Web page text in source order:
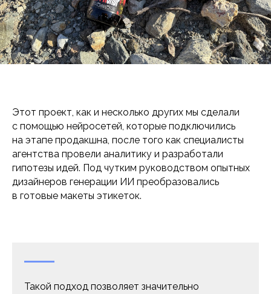
Этот проект, как и несколько других мы сделали
с помощью нейросетей, которые подключились
на этапе продакшна, после того как специалисты
агентства провели аналитику и разработали
гипотезы идей. Под чутким руководством опытных
дизайнеров генерации ИИ преобразовались
в готовые макеты этикеток.
Такой подход позволяет значительно